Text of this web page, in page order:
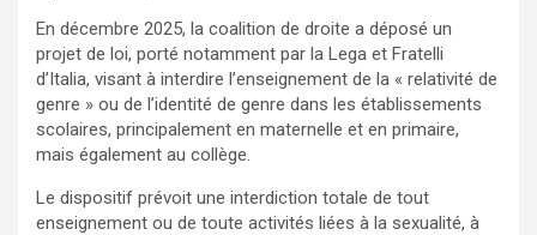
En décembre 2025, la coalition de droite a déposé un
projet de loi, porté notamment par la Lega et Fratelli
d’Italia, visant à interdire l’enseignement de la « relativité de
genre » ou de l’identité de genre dans les établissements
scolaires, principalement en maternelle et en primaire,
mais également au collège.
Le dispositif prévoit une interdiction totale de tout
enseignement ou de toute activités liées à la sexualité, à